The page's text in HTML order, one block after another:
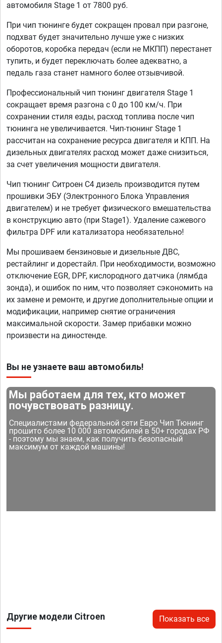
автомобиля Stage 1 от 7800 руб.
При чип тюнинге будет сокращен провал при разгоне,
подхват будет значительно лучше уже с низких
оборотов, коробка передач (если не МКПП) перестанет
тупить, и будет переключать более адекватно, а
педаль газа станет намного более отзывчивой.
Профессиональный чип тюнинг двигателя Stage 1
сокращает время разгона с 0 до 100 км/ч. При
сохранении стиля езды, расход топлива после чип
тюнинга не увеличивается. Чип-тюнинг Stage 1
рассчитан на сохранение ресурса двигателя и КПП. На
дизельных двигателях расход может даже снизиться,
за счет увеличения мощности двигателя.
Чип тюнинг Ситроен С4 дизель производится путем
прошивки ЭБУ (Электронного Блока Управления
двигателем) и не требует физического вмешательства
в конструкцию авто (при Stage1). Удаление сажевого
фильтра DPF или катализатора необязательно!
Мы прошиваем бензиновые и дизельные ДВС,
рестайлинг и дорестайл. При необходимости, возможно
отключение EGR, DPF, кислородного датчика (лямбда
зонда), и ошибок по ним, что позволяет сэкономить на
их замене и ремонте, и другие дополнительные опции и
модификации, например снятие ограничения
максимальной скорости. Замер прибавки можно
произвести на диностенде.
Вы не узнаете ваш автомобиль!
Мы работаем для тех, кто может
почувствовать разницу.
Специалистами федеральной сети Евро Чип Тюнинг
прошито более 10 000 автомобилей в 50+ городах РФ
- поэтому мы знаем, как получить безопасный
максимум от каждой машины!
Другие модели Citroen Показать все